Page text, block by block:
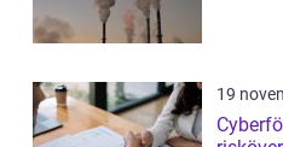
19